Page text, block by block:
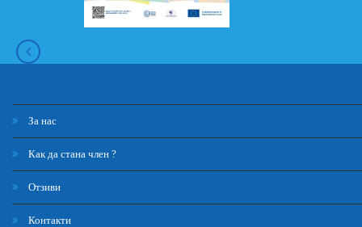
За нас
Как да стана член ?
Отзиви
Контакти